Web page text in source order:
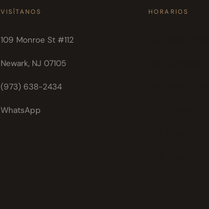
VISÍTANOS
109 Monroe St #112
Newark, NJ 07105
(973) 638-2434
WhatsApp
HORARIOS